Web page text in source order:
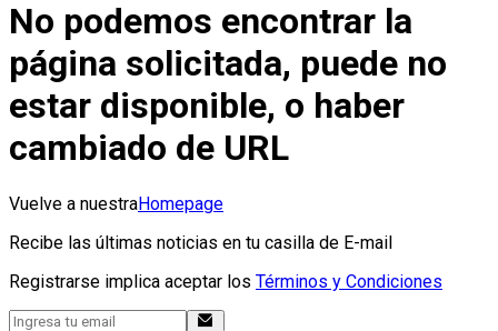
No podemos encontrar la
página solicitada, puede no
estar disponible, o haber
cambiado de URL
Vuelve a nuestraHomepage
Recibe las últimas noticias en tu casilla de E-mail
Registrarse implica aceptar los Términos y Condiciones